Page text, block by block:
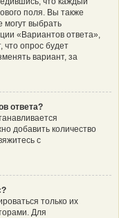
поля. Вы также
могут выбрать
«Вариантов ответа»,
что опрос будет
вариант, за
ответа?
добавить количество
с
только их
Для